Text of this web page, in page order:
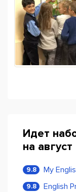
Идет
на август
9.8
9.8 English